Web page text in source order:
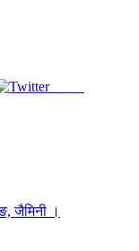
Tweet
जैमिनी ।